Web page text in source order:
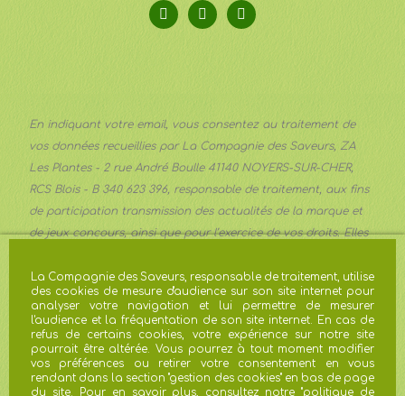
La Compagnie des Saveurs, responsable de traitement, utilise
des cookies de mesure d'audience sur son site internet pour
analyser votre navigation et lui permettre de mesurer
l'audience et la fréquentation de son site internet. En cas de
refus de certains cookies, votre expérience sur notre site
pourrait être altérée. Vous pourrez à tout moment modifier
vos préférences ou retirer votre consentement en vous
rendant dans la section "gestion des cookies" en bas de page
du site. Pour en savoir plus, consultez notre "politique de
En indiquant votre email, vous consentez au traitement de
vos données recueillies par La Compagnie des Saveurs, ZA
Les Plantes - 2 rue André Boulle 41140 NOYERS-SUR-CHER,
RCS Blois - B 340 623 396, responsable de traitement, aux fins
de participation transmission des actualités de la marque et
de jeux concours, ainsi que pour l’exercice de vos droits. Elles
la Société et conservées pour trois ans à compter du dernier
contact ou une durée plus importante lorsque les obligations
légales l’imposent. Vous pouvez exercer vos droits d’accès, de
rectification, d’effacement, d’opposition, de limitation du
traitement àgdpr@avril.com. En cas de réclamation, vous
disposez du droit de saisir la CNIL.